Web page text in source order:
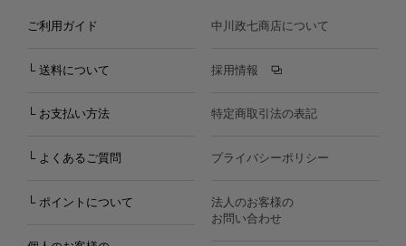
ご利用ガイド
└ 送料について
└ お支払い方法
└ よくあるご質問
└ ポイントについて
中川政七商店について
採用情報
特定商取引法の表記
プライバシーポリシー
法人のお客様の
お問い合わせ